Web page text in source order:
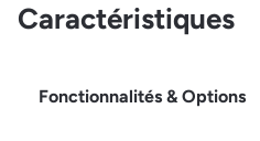
Caractéristiques
Fonctionnalités & Options